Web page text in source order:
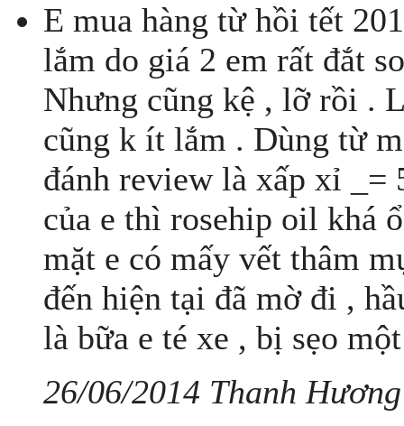
E mua hàng từ hồi tết
lắm do giá 2 em rất đắt
Nhưng cũng kệ , lỡ rồi .
cũng k ít lắm . Dùng từ
đánh review là xấp xỉ _=
của e thì rosehip oil khá
mặt e có mấy vết thâm
đến hiện tại đã mờ đi ,
là bữa e té xe , bị sẹo
26/06/2014 Thanh Hương